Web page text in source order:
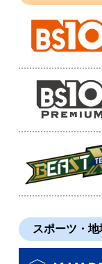
スポーツ・